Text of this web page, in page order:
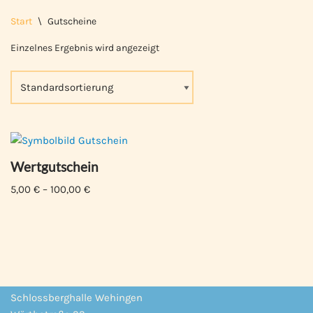
Start \ Gutscheine
Einzelnes Ergebnis wird angezeigt
Wertgutschein
5,00 € – 100,00 €
Schlossberghalle Wehingen